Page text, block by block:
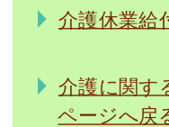
介護休業給
介護に関す
ページへ戻